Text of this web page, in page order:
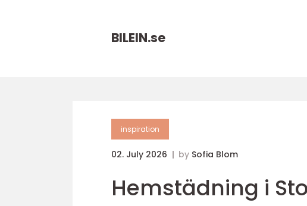
BILEIN.se
inspiration
02. July 2026 by Sofia Blom
Hemstädning i